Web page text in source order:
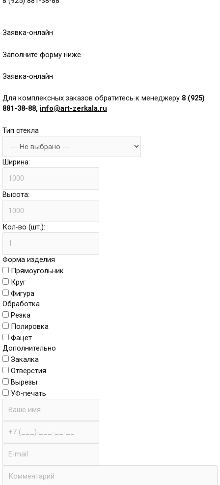
Заявка-онлайн
Заполните форму ниже
Заявка-онлайн
Для комплексных заказов обратитесь к менеджеру 8 (925)
881-38-88, info@art-zerkala.ru
Тип стекла
Ширина:
Высота:
Кол-во (шт.):
Форма изделия
Прямоугольник
Круг
Фигура
Обработка
Резка
Полировка
Фацет
Дополнительно
Закалка
Отверстия
Вырезы
УФ-печать
mail